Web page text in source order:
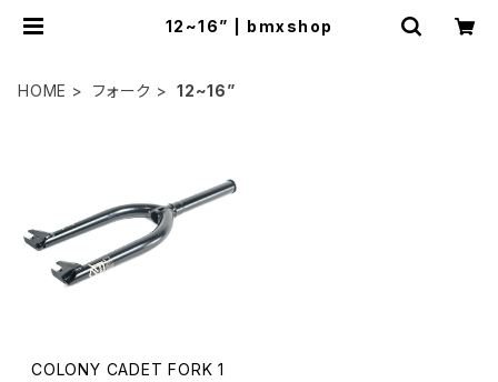
12~16” | bmxshop
HOME フォーク 12~16”
COLONY CADET FORK 1